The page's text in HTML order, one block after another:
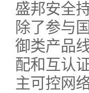
盛邦安全
除了参与
御类产品
配和互认
主可控网